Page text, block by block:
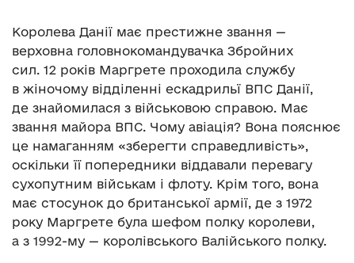
Королева Данії має престижне звання —
верховна головнокомандувачка Збройних
сил. 12 років Маргрете проходила службу
в жіночому відділенні ескадрильї ВПС Данії,
де знайомилася з військовою справою. Має
звання майора ВПС. Чому авіація? Вона пояснює
це намаганням «зберегти справедливість»,
оскільки її попередники віддавали перевагу
сухопутним військам і флоту. Крім того, вона
має стосунок до британської армії, де з 1972
року Маргрете була шефом полку королеви,
а з 1992-му — королівського Валійського полку.